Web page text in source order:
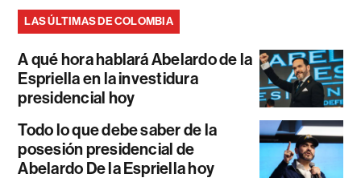
LAS ÚLTIMAS DE COLOMBIA
A qué hora hablará Abelardo de la
Espriella en la investidura
presidencial hoy
Todo lo que debe saber de la
posesión presidencial de
Abelardo De la Espriella hoy